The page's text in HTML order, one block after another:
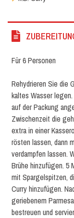
Für 6 Personen
Rehydrieren Sie die
kaltes Wasser
auf der Packung
Zwischenzeit die
extra in einer
rösten lassen, dann
verdampfen lassen.
Brühe hinzufügen. 5
mit Spargelspitzen,
Curry hinzufügen.
geriebenem
bestreuen und